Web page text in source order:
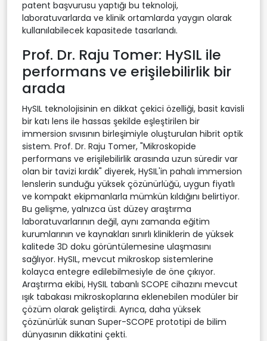
patent başvurusu yaptığı bu teknoloji,
laboratuvarlarda ve klinik ortamlarda yaygın olarak
kullanılabilecek kapasitede tasarlandı.
Prof. Dr. Raju Tomer: HySIL ile
performans ve erişilebilirlik bir
arada
HySIL teknolojisinin en dikkat çekici özelliği, basit kavisli
bir katı lens ile hassas şekilde eşleştirilen bir
immersion sıvısının birleşimiyle oluşturulan hibrit optik
sistem. Prof. Dr. Raju Tomer, "Mikroskopide
performans ve erişilebilirlik arasında uzun süredir var
olan bir tavizi kırdık" diyerek, HySIL'in pahalı immersion
lenslerin sunduğu yüksek çözünürlüğü, uygun fiyatlı
ve kompakt ekipmanlarla mümkün kıldığını belirtiyor.
Bu gelişme, yalnızca üst düzey araştırma
laboratuvarlarının değil, aynı zamanda eğitim
kurumlarının ve kaynakları sınırlı kliniklerin de yüksek
kalitede 3D doku görüntülemesine ulaşmasını
sağlıyor. HySIL, mevcut mikroskop sistemlerine
kolayca entegre edilebilmesiyle de öne çıkıyor.
Araştırma ekibi, HySIL tabanlı SCOPE cihazını mevcut
ışık tabakası mikroskoplarına eklenebilen modüler bir
çözüm olarak geliştirdi. Ayrıca, daha yüksek
çözünürlük sunan Super-SCOPE prototipi de bilim
dünyasının dikkatini çekti.